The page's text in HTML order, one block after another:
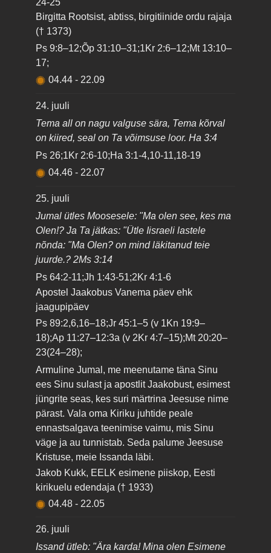
24-25
Birgitta Rootsist, abtiss, birgitiinide ordu rajaja
(† 1373)
Ps 9:8–12;Õp 31:10–31;1Kr 2:6–12;Mt 13:10–
17;
04.44-22.09
24. juuli
Tema all on nagu valguse sära, Tema kõrval
on kiired, seal on Ta võimsuse loor. Ha 3:4
Ps 26;1Kr 2:6-10;Ha 3:1-4,10-11,18-19
04.46- 22.07
25. juuli
Jumal ütles Moosesele: "Ma olen see, kes ma
Olen!? Ja Ta jätkas: "Ütle Iisraeli lastele
nõnda: "Ma Olen? on mind läkitanud teie
juurde.? 2Ms 3:14
Ps 64:2-11;Jh 1:43-51;2Kr 4:1-6
Apostel Jaakobus Vanema päev ehk
jaagupipäev
Ps 89:2,6,16–18;Jr 45:1–5 (v 1Kn 19:9–
18);Ap 11:27–12:3a (v 2Kr 4:7–15);Mt 20:20–
23(24–28);
Armuline Jumal, me meenutame täna Sinu
ees Sinu sulast ja apostlit Jaakobust, esimest
jüngrite seas, kes suri märtrina Jeesuse nime
pärast. Vala oma Kiriku juhtide peale
ennastsalgava teenimise vaimu, mis Sinu
väge ja au tunnistab. Seda palume Jeesuse
Kristuse, meie Issanda läbi.
Jakob Kukk, EELK esimene piiskop, Eesti
kirikuelu edendaja († 1933)
04.48- 22.05
26. juuli
Issand ütleb: "Ära karda! Mina olen Esimene